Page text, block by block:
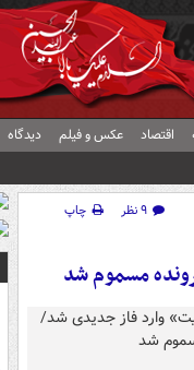
اقتصاد عکس و فیلم دیدگاه
۹ نظر
چاپ
مسموم شد